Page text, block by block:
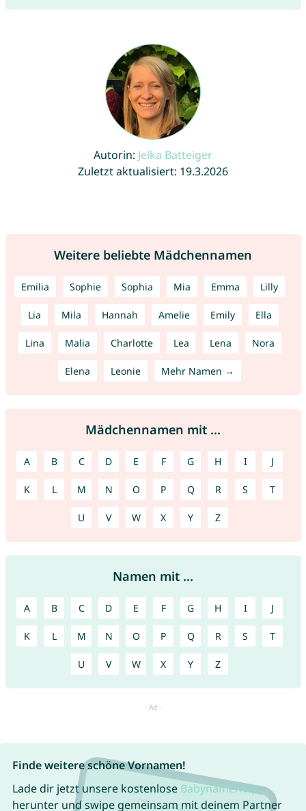
Autorin: Jelka Batteiger
Zuletzt aktualisiert: 19.3.2026
Weitere beliebte Mädchennamen
Emilia Sophie Sophia Mia Emma Lilly
Lia Mila Hannah Amelie Emily Ella
Lina Malia Charlotte Lea Lena Nora
Elena Leonie Mehr Namen →
Mädchennamen mit ...
A B C D E F G H I J
K L M N O P Q R S T
U V W X Y Z
Namen mit ...
A B C D E F G H I J
K L M N O P Q R S T
U V W X Y Z
Finde weitere schöne Vornamen!
Lade dir jetzt unsere kostenlose Babynamen App
herunter und swipe gemeinsam mit deinem Partner